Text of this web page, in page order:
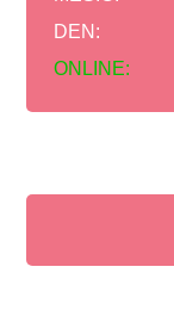
ONLINE:
DEN: